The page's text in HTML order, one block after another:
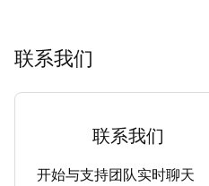
联系我们
联系我们
开始与支持团队实时聊天